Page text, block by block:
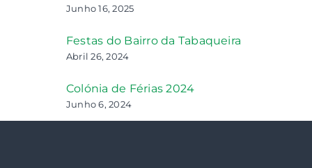
Junho 16, 2025
Festas do Bairro da Tabaqueira
Abril 26, 2024
Colónia de Férias 2024
Junho 6, 2024